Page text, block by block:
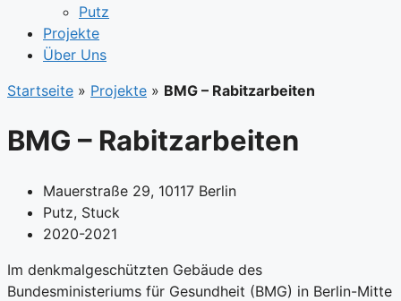
Putz
Projekte
Über Uns
Startseite » Projekte » BMG – Rabitzarbeiten
BMG – Rabitzarbeiten
Mauerstraße 29, 10117 Berlin
Putz, Stuck
2020-2021
Im denkmalgeschützten Gebäude des
Bundesministeriums für Gesundheit (BMG) in Berlin-Mitte